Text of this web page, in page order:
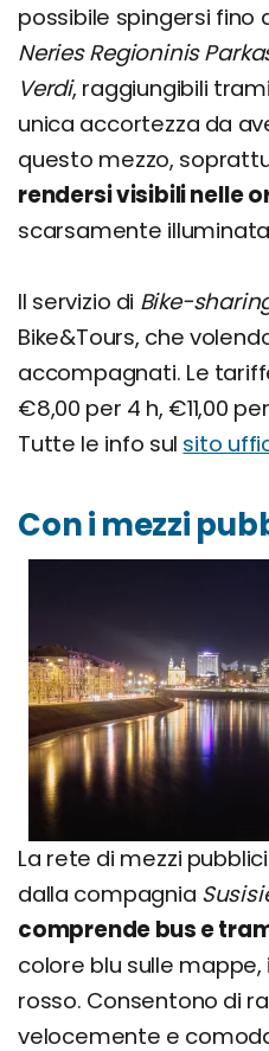
possibile spingersi fino
Neries Regioninis
Verdi, raggiungibili
unica accortezza da
questo mezzo,
rendersi visibili nelle
scarsamente
Il servizio di Bike-
Bike&Tours, che
accompagnati. Le
€8,00 per 4 h, €11,00
Tutte le info sul sito
Con i mezzi
La rete di mezzi
dalla compagnia
comprende bus e
colore blu sulle
rosso. Consentono di
velocemente e